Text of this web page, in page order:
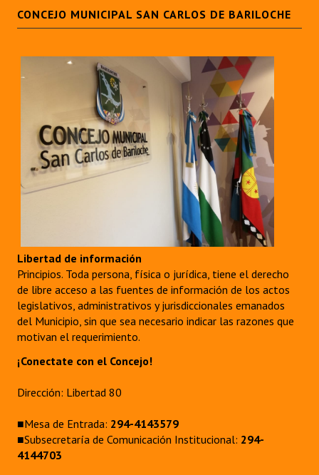
CONCEJO MUNICIPAL SAN CARLOS DE BARILOCHE
Libertad de información
Principios. Toda persona, física o jurídica, tiene el derecho
de libre acceso a las fuentes de información de los actos
legislativos, administrativos y jurisdiccionales emanados
del Municipio, sin que sea necesario indicar las razones que
motivan el requerimiento.
¡Conectate con el Concejo!
Dirección: Libertad 80
■Mesa de Entrada: 294-4143579
■Subsecretaría de Comunicación Institucional: 294-
4144703